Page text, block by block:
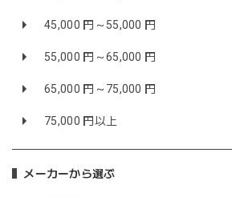
45,000 円～55,000 円
55,000 円～65,000 円
65,000 円～75,000 円
75,000 円以上
メーカーから選ぶ